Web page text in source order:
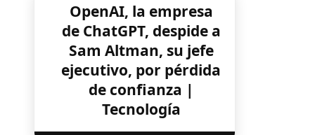
OpenAI, la empresa
de ChatGPT, despide a
Sam Altman, su jefe
ejecutivo, por pérdida
de confianza |
Tecnología